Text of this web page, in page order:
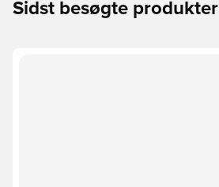
Sidst besøgte produkter